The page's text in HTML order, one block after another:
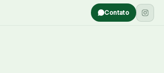
Contato